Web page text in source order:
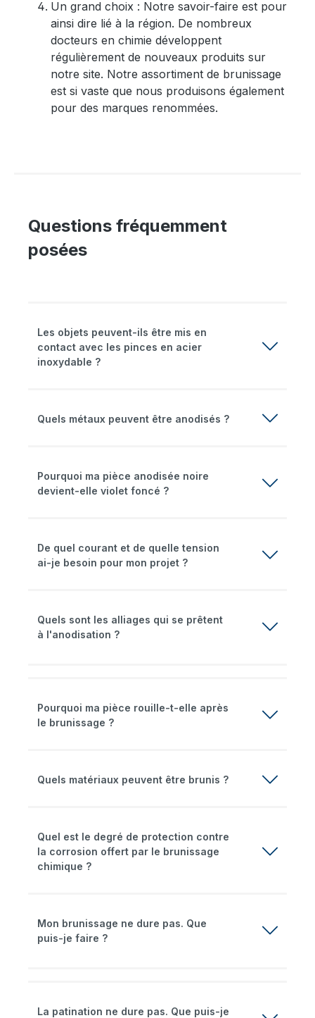
Un grand choix : Notre savoir-faire est pour
ainsi dire lié à la région. De nombreux
docteurs en chimie développent
régulièrement de nouveaux produits sur
notre site. Notre assortiment de brunissage
est si vaste que nous produisons également
pour des marques renommées.
Questions fréquemment
posées
Les objets peuvent-ils être mis en
contact avec les pinces en acier
inoxydable ?
Quels métaux peuvent être anodisés ?
Pourquoi ma pièce anodisée noire
devient-elle violet foncé ?
De quel courant et de quelle tension
ai-je besoin pour mon projet ?
Quels sont les alliages qui se prêtent
à l'anodisation ?
Pourquoi ma pièce rouille-t-elle après
le brunissage ?
Quels matériaux peuvent être brunis ?
Quel est le degré de protection contre
la corrosion offert par le brunissage
chimique ?
Mon brunissage ne dure pas. Que
puis-je faire ?
La patination ne dure pas. Que puis-je